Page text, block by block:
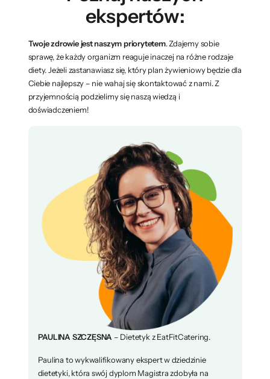
ekspertów:
Twoje zdrowie jest naszym priorytetem. Zdajemy sobie
sprawę, że każdy organizm reaguje inaczej na różne rodzaje
diety. Jeżeli zastanawiasz się, który plan żywieniowy będzie dla
Ciebie najlepszy – nie wahaj się skontaktować z nami. Z
przyjemnością podzielimy się naszą wiedzą i
doświadczeniem!
PAULINA SZCZĘSNA – Dietetyk z EatFitCatering.
Paulina to wykwalifikowany ekspert w dziedzinie
dietetyki, która swój dyplom Magistra zdobyła na